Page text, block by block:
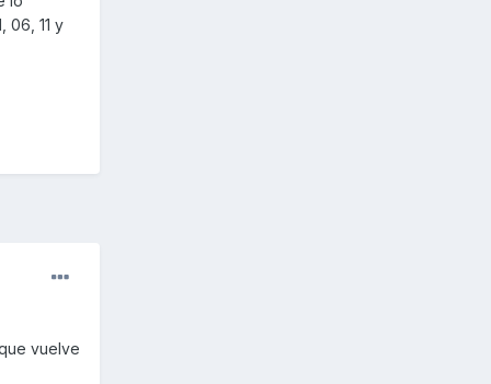
06, 11 y
vuelve